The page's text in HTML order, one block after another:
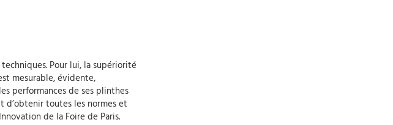
Pour lui, la supériorité
mesurable, évidente,
performances de ses plinthes
d’obtenir toutes les normes et
de la Foire de Paris.